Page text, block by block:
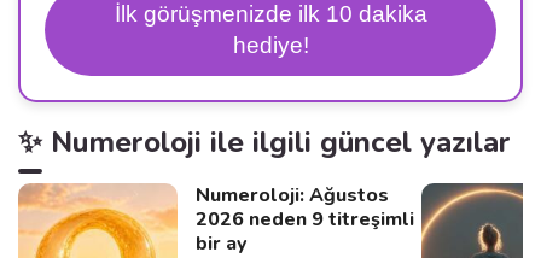
İlk görüşmenizde ilk 10 dakika
hediye!
✨ Numeroloji ile ilgili güncel yazılar
Numeroloji: Ağustos
2026 neden 9 titreşimli
bir ay